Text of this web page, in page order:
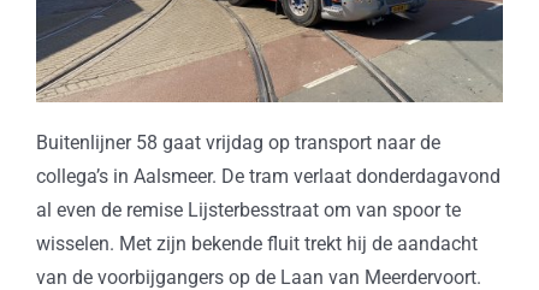
Buitenlijner 58 gaat vrijdag op transport naar de
collega’s in Aalsmeer. De tram verlaat donderdagavond
al even de remise Lijsterbesstraat om van spoor te
wisselen. Met zijn bekende fluit trekt hij de aandacht
van de voorbijgangers op de Laan van Meerdervoort.